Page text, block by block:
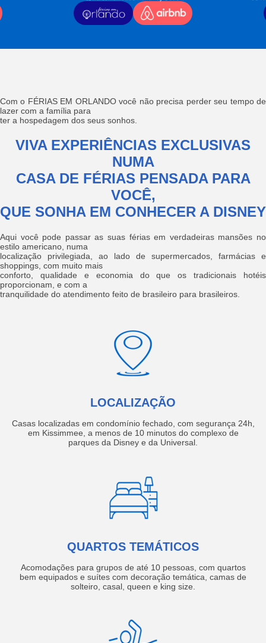
Com o FÉRIAS EM ORLANDO você não precisa perder seu tempo de
lazer com a família para
ter a hospedagem dos seus sonhos.
VIVA EXPERIÊNCIAS EXCLUSIVAS
NUMA
CASA DE FÉRIAS PENSADA PARA
VOCÊ,
QUE SONHA EM CONHECER A DISNEY
Aqui você pode passar as suas férias em verdadeiras mansões no
estilo americano, numa
localização privilegiada, ao lado de supermercados, farmácias e
shoppings, com muito mais
conforto, qualidade e economia do que os tradicionais hotéis
proporcionam, e com a
tranquilidade do atendimento feito de brasileiro para brasileiros.
LOCALIZAÇÃO
Casas localizadas em condomínio fechado, com segurança 24h,
em Kissimmee, a menos de 10 minutos do complexo de
parques da Disney e da Universal.
QUARTOS TEMÁTICOS
Acomodações para grupos de até 10 pessoas, com quartos
bem equipados e suítes com decoração temática, camas de
solteiro, casal, queen e king size.